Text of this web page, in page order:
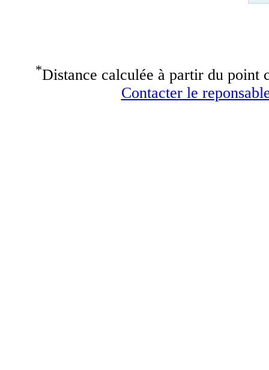
*Distance calculée à partir du point
Contacter le